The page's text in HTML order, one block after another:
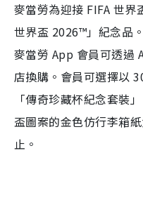
麥當勞為迎接 FIFA 世
世界盃 2026™」紀念品
麥當勞 App 會員可透過
店換購。會員可選擇以
「傳奇珍藏杯紀念套裝
盃圖案的金色仿行李箱
止。